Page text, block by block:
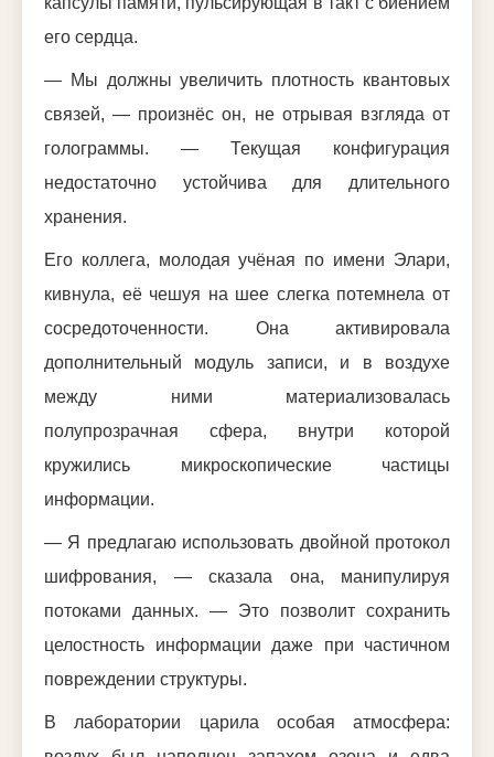
его сердца.
— Мы должны увеличить плотность квантовых
связей, — произнёс он, не отрывая взгляда от
голограммы. — Текущая конфигурация
недостаточно устойчива для длительного
хранения.
Его коллега, молодая учёная по имени Элари,
кивнула, её чешуя на шее слегка потемнела от
сосредоточенности. Она активировала
дополнительный модуль записи, и в воздухе
между ними материализовалась
полупрозрачная сфера, внутри которой
кружились микроскопические частицы
информации.
— Я предлагаю использовать двойной протокол
шифрования, — сказала она, манипулируя
потоками данных. — Это позволит сохранить
целостность информации даже при частичном
повреждении структуры.
В лаборатории царила особая атмосфера: